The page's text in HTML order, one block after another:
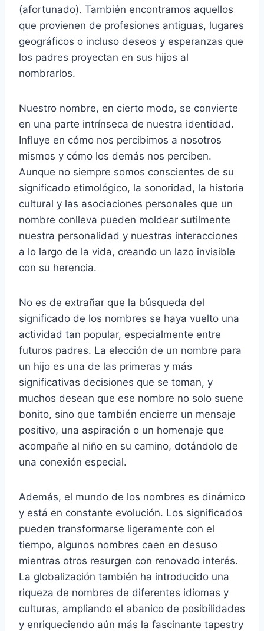
(afortunado). También encontramos aquellos
que provienen de profesiones antiguas, lugares
geográficos o incluso deseos y esperanzas que
los padres proyectan en sus hijos al
nombrarlos.
Nuestro nombre, en cierto modo, se convierte
en una parte intrínseca de nuestra identidad.
Influye en cómo nos percibimos a nosotros
mismos y cómo los demás nos perciben.
Aunque no siempre somos conscientes de su
significado etimológico, la sonoridad, la historia
cultural y las asociaciones personales que un
nombre conlleva pueden moldear sutilmente
nuestra personalidad y nuestras interacciones
a lo largo de la vida, creando un lazo invisible
con su herencia.
No es de extrañar que la búsqueda del
significado de los nombres se haya vuelto una
actividad tan popular, especialmente entre
futuros padres. La elección de un nombre para
un hijo es una de las primeras y más
significativas decisiones que se toman, y
muchos desean que ese nombre no solo suene
bonito, sino que también encierre un mensaje
positivo, una aspiración o un homenaje que
acompañe al niño en su camino, dotándolo de
una conexión especial.
Además, el mundo de los nombres es dinámico
y está en constante evolución. Los significados
pueden transformarse ligeramente con el
tiempo, algunos nombres caen en desuso
mientras otros resurgen con renovado interés.
La globalización también ha introducido una
riqueza de nombres de diferentes idiomas y
culturas, ampliando el abanico de posibilidades
y enriqueciendo aún más la fascinante tapestry